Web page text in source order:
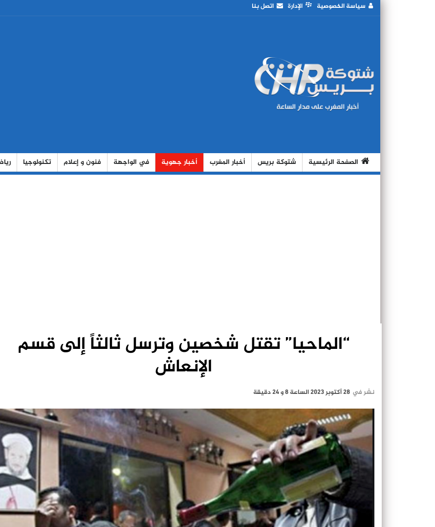
سياسة الخصوصية الإدارة اتصل بنا
الصفحة الرئيسية شتوكة بريس أخبار المغرب أخبار جهوية في الواجهة فنون و إعلام تكنولوجيا
“الماحيا” تقتل شخصين وترسل ثالثاً إلى قسم
الإنعاش
نشر في 28 أكتوبر 2023 الساعة 8 و 24 دقيقة